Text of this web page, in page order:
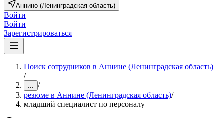
Аннино (Ленинградская область)
Войти
Войти
Зарегистрироваться
Поиск сотрудников в Аннине (Ленинградская область)
/
... /
резюме в Аннине (Ленинградская область)/
младший специалист по персоналу